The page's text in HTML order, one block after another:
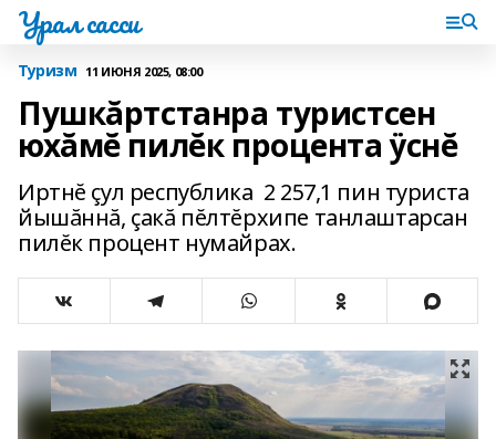
Урал сасси
Туризм 11 ИЮНЯ 2025, 08:00
Пушкăртстанра туристсен
юхăмĕ пилĕк процента ÿснĕ
Иртнĕ çул республика 2 257,1 пин туриста
йышăннă, çакă пĕлтĕрхипе танлаштарсан
пилĕк процент нумайрах.